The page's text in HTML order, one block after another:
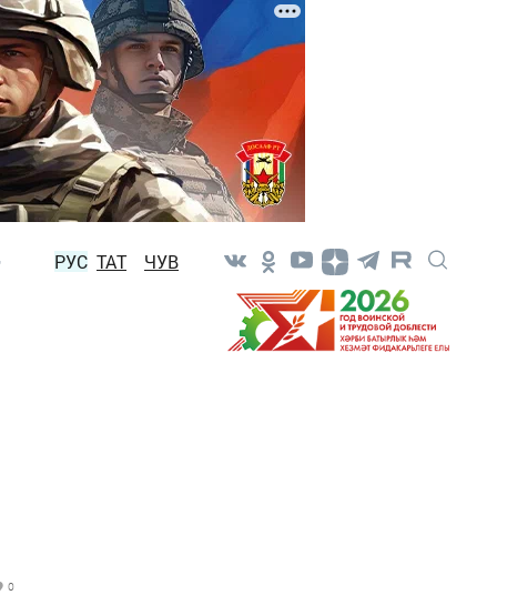
РУС ТАТ ЧУВ
0